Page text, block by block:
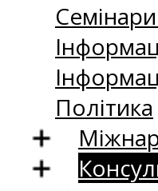
Політика